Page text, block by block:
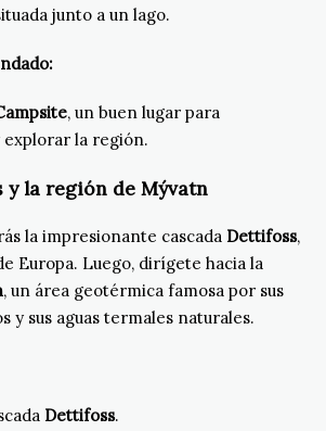
junto a un lago.
, un buen lugar para
explorar la región.
y la región de Mývatn
la impresionante cascada Dettifoss,
Europa. Luego, dirígete hacia la
, un área geotérmica famosa por sus
y sus aguas termales naturales.
Dettifoss.